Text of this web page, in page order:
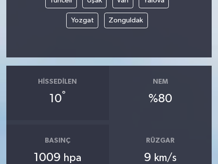
Yozgat Zonguldak
HISSEDILEN
10°
NEM
%80
BASINÇ
1009 hpa
RÜZGAR
9 km/s